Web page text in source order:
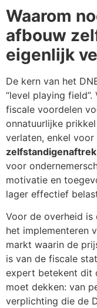
Waarom
afbouw
eigenlijk
De kern van het
“level playing
fiscale voordelen
onnatuurlijke
verlaten, enkel
zelfstandigenaftrek
voor
motivatie en
lager effectief
Voor de overheid is
het implementeren
markt waarin de
is van de fiscale
expert betekent dit
moet dekken: van
verplichting die de